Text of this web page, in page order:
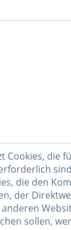
Cookies, die
die den
der
sollen,